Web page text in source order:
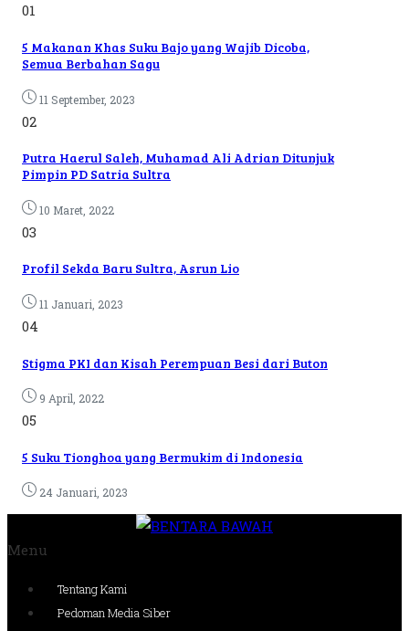
01
5 Makanan Khas Suku Bajo yang Wajib Dicoba,
Semua Berbahan Sagu
11 September, 2023
02
Putra Haerul Saleh, Muhamad Ali Adrian Ditunjuk
Pimpin PD Satria Sultra
10 Maret, 2022
03
Profil Sekda Baru Sultra, Asrun Lio
11 Januari, 2023
04
Stigma PKI dan Kisah Perempuan Besi dari Buton
9 April, 2022
05
5 Suku Tionghoa yang Bermukim di Indonesia
24 Januari, 2023
Menu
Tentang Kami
Pedoman Media Siber